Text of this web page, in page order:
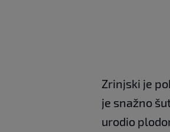
Zrinjski je
je snažno
urodio